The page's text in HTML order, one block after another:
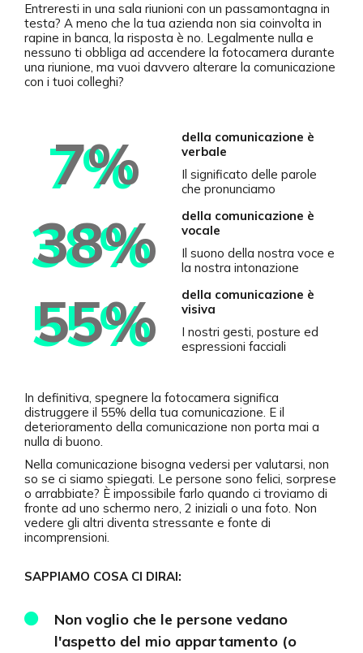
Entreresti in una sala riunioni con un passamontagna in
testa? A meno che la tua azienda non sia coinvolta in
rapine in banca, la risposta è no. Legalmente nulla e
nessuno ti obbliga ad accendere la fotocamera durante
una riunione, ma vuoi davvero alterare la comunicazione
con i tuoi colleghi?
7%
della comunicazione è
verbale
Il significato delle parole
che pronunciamo
38%
della comunicazione è
vocale
Il suono della nostra voce e
la nostra intonazione
55%
della comunicazione è
visiva
I nostri gesti, posture ed
espressioni facciali
In definitiva, spegnere la fotocamera significa
distruggere il 55% della tua comunicazione. E il
deterioramento della comunicazione non porta mai a
nulla di buono.
Nella comunicazione bisogna vedersi per valutarsi, non
so se ci siamo spiegati. Le persone sono felici, sorprese
o arrabbiate? È impossibile farlo quando ci troviamo di
fronte ad uno schermo nero, 2 iniziali o una foto. Non
vedere gli altri diventa stressante e fonte di
incomprensioni.
SAPPIAMO COSA CI DIRAI:
Non voglio che le persone vedano
l'aspetto del mio appartamento (o